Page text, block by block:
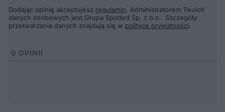
Dodając opinię akceptujesz regulamin. Administratorem Twoich
danych osobowych jest Grupa Spotted Sp. z o.o.. Szczegóły
przetwarzania danych znajdują się w polityce prywatności.
0 OPINII